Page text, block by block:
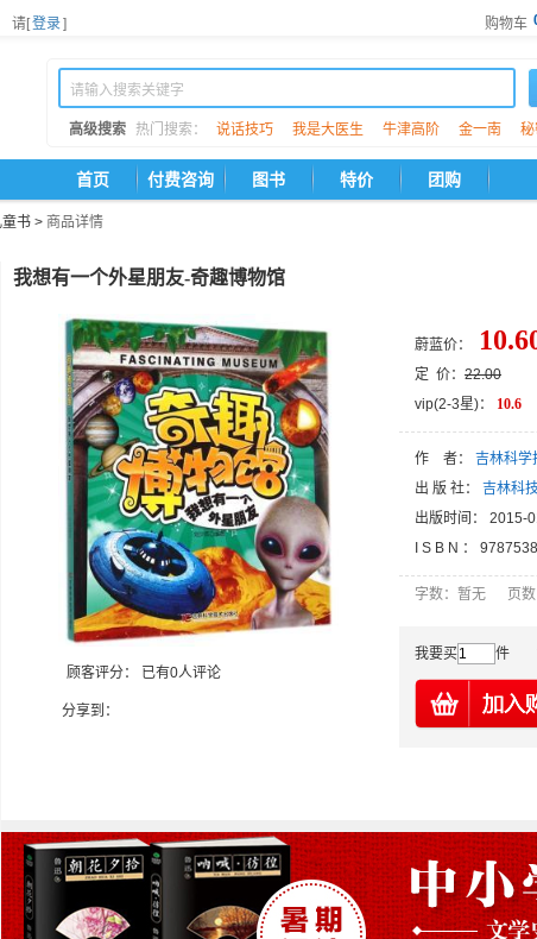
请[登录] 购物车
高级搜索 热门搜索： 说话技巧 我是大医生 牛津高阶 金一南 秘
首页 付费咨询 图书 特价 团购
书 > 商品详情
我想有一个外星朋友-奇趣博物馆
顾客评分： 已有0人评论
分享到：
蔚蓝价：
定 价： 22.00 折
vip(2-3星)： 10.6
作 者： 吉林科学
出 版 社：
吉林科
出版时间：
2015-
I S B N ：
字数：暂无 页
我要买 件